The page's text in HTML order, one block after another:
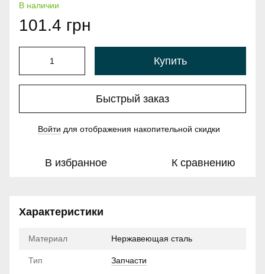
В наличии
101.4 грн
Купить
Быстрый заказ
Войти для отображения накопительной скидки
В избранное К сравнению
Характеристики
Материал Нержавеющая сталь
Тип Запчасти